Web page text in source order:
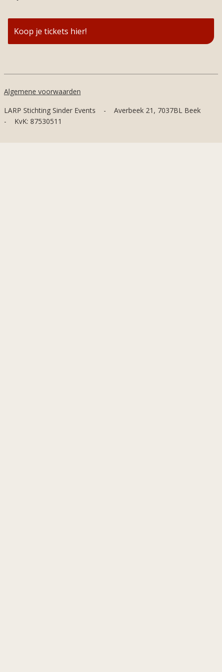
Koop je tickets hier!
Algemene voorwaarden
LARP Stichting Sinder Events
-
Averbeek 21, 7037BL Beek
-
KvK: 87530511